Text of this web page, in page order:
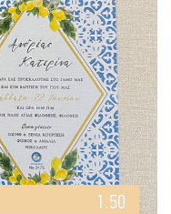
1.50